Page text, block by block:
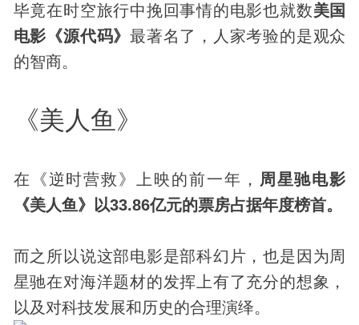
毕竟在时空旅行中挽回事情的电影也就数美国
电影《源代码》最著名了，人家考验的是观众
的智商。
《美人鱼》
在《逆时营救》上映的前一年， 周星驰电影
《美人鱼》以33.86亿元的票房占据年度榜首。
而之所以说这部电影是部科幻片，也是因为周
星驰在对海洋题材的发挥上有了充分的想象，
以及对科技发展和历史的合理演绎。